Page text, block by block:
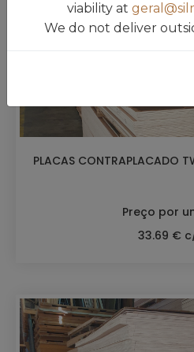
PLACAS CONTRAPLACADO
Preço por
33.69 €
viability at
We do not deliver